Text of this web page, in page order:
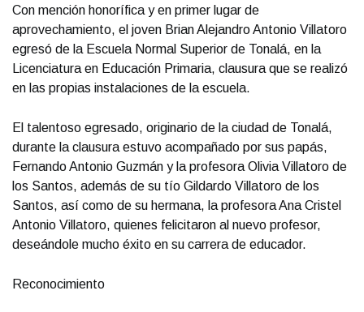
Con mención honorífica y en primer lugar de
aprovechamiento, el joven Brian Alejandro Antonio Villatoro
egresó de la Escuela Normal Superior de Tonalá, en la
Licenciatura en Educación Primaria, clausura que se realizó
en las propias instalaciones de la escuela.
El talentoso egresado, originario de la ciudad de Tonalá,
durante la clausura estuvo acompañado por sus papás,
Fernando Antonio Guzmán y la profesora Olivia Villatoro de
los Santos, además de su tío Gildardo Villatoro de los
Santos, así como de su hermana, la profesora Ana Cristel
Antonio Villatoro, quienes felicitaron al nuevo profesor,
deseándole mucho éxito en su carrera de educador.
Reconocimiento